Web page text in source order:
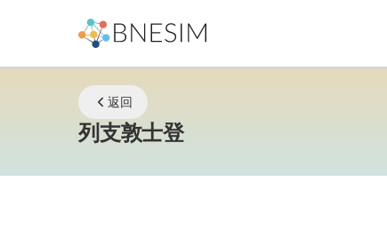
返回
列支敦士登eSIM | 无论您身在何